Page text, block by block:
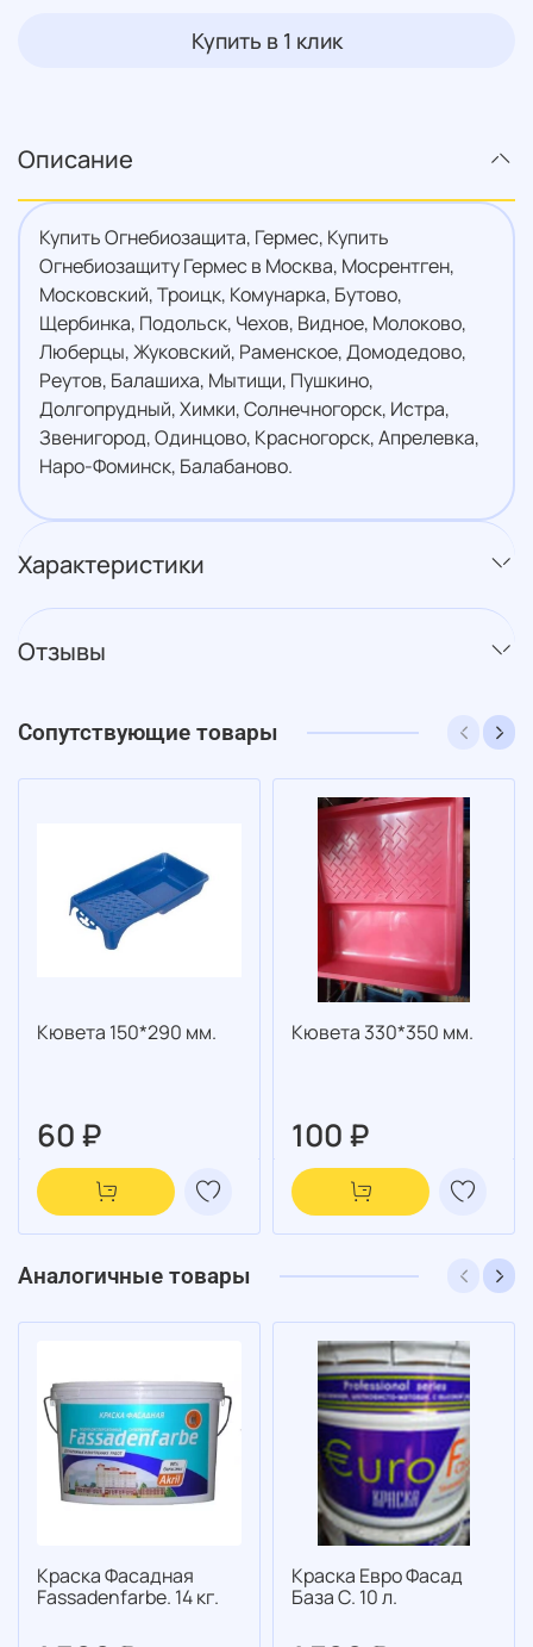
Купить в 1 клик
Описание
Купить Огнебиозащита, Гермес, Купить
Огнебиозащиту Гермес в Москва, Мосрентген,
Московский, Троицк, Комунарка, Бутово,
Щербинка, Подольск, Чехов, Видное, Молоково,
Люберцы, Жуковский, Раменское, Домодедово,
Реутов, Балашиха, Мытищи, Пушкино,
Долгопрудный, Химки, Солнечногорск, Истра,
Звенигород, Одинцово, Красногорск, Апрелевка,
Наро-Фоминск, Балабаново.
Характеристики
Отзывы
Сопутствующие товары
Кювета 150*290 мм.
60 ₽
Кювета 330*350 мм.
100 ₽
Аналогичные товары
Краска Фасадная
Fassadenfarbe. 14 кг.
Краска Евро Фасад
База С. 10 л.